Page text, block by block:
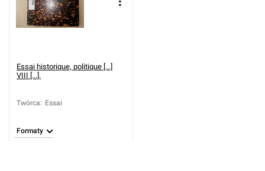
Essai historique, politique [...]
VIII [...].
Twórca: Essai
Formaty